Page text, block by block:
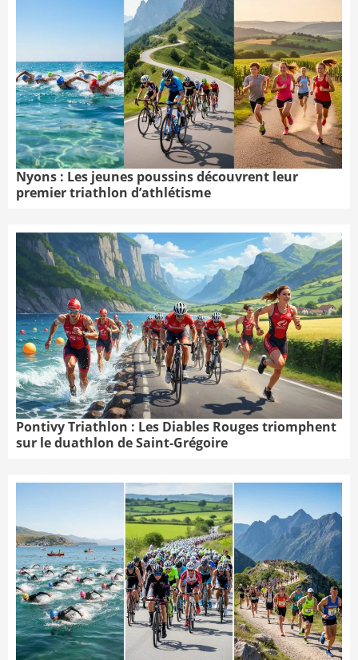
Nyons : Les jeunes poussins découvrent leur
premier triathlon d’athlétisme
Pontivy Triathlon : Les Diables Rouges triomphent
sur le duathlon de Saint-Grégoire